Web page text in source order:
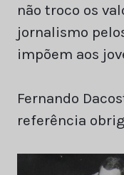
não troco os
jornalismo
impõem aos
Fernando
referência